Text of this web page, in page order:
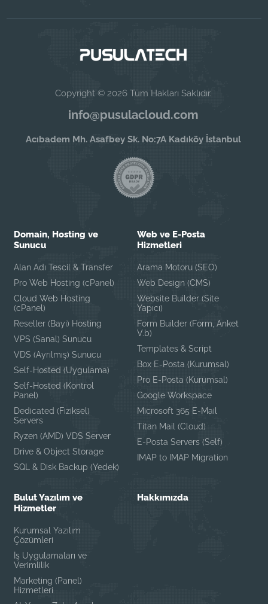
Copyright © 2026 Tüm Hakları Saklıdır.
info@pusulacloud.com
Acıbadem Mh. Asafbey Sk. No:7A Kadıköy İstanbul
Domain, Hosting ve
Sunucu
Alan Adı Tescil & Transfer
Pro Web Hosting (cPanel)
Cloud Web Hosting
(cPanel)
Reseller (Bayi) Hosting
VPS (Sanal) Sunucu
VDS (Ayrılmış) Sunucu
Self-Hosted (Uygulama)
Self-Hosted (Kontrol
Panel)
Dedicated (Fiziksel)
Servers
Ryzen (AMD) VDS Server
Drive & Object Storage
SQL & Disk Backup (Yedek)
Web ve E-Posta
Hizmetleri
Arama Motoru (SEO)
Web Design (CMS)
Website Builder (Site
Yapıcı)
Form Builder (Form, Anket
V.b)
Templates & Script
Box E-Posta (Kurumsal)
Pro E-Posta (Kurumsal)
Google Workspace
Microsoft 365 E-Mail
Titan Mail (Cloud)
E-Posta Servers (Self)
IMAP to IMAP Migration
Bulut Yazılım ve
Hizmetler
Kurumsal Yazılım
Çözümleri
İş Uygulamaları ve
Verimlilik
Marketing (Panel)
Hizmetleri
Hakkımızda